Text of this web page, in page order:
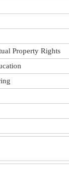
Property Rights